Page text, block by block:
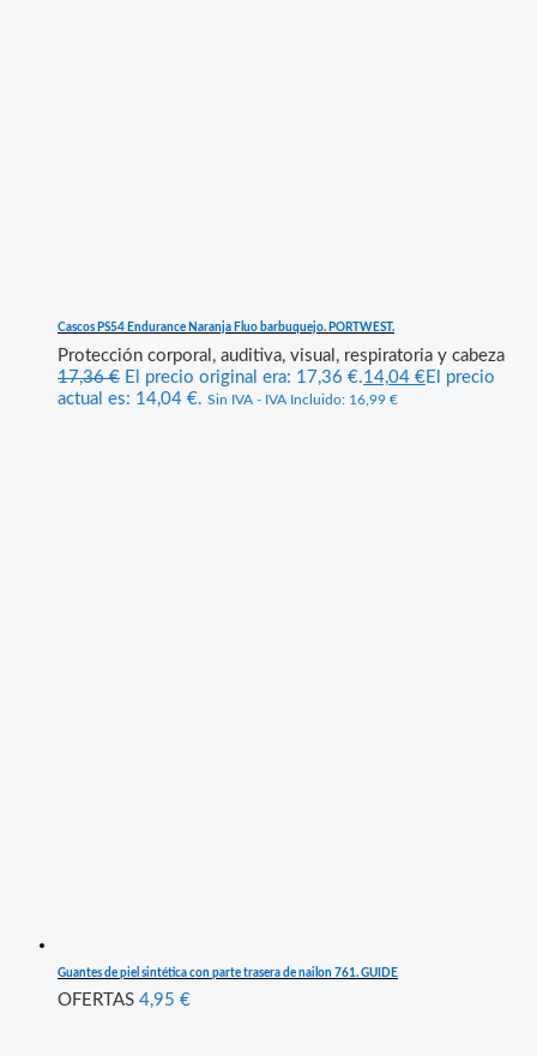
Cascos PS54 Endurance Naranja Fluo barbuquejo. PORTWEST.
Protección corporal, auditiva, visual, respiratoria y cabeza
17,36€ El precio original era: 17,36 €.14,04 €El precio
actual es: 14,04 €. Sin IVA - IVA Incluido: 16,99 €
Guantes de piel sintética con parte trasera de nailon 761. GUIDE
OFERTAS 4,95 €